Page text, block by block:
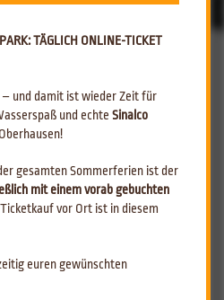
TÄGLICH ONLINE-TICKET
und damit ist wieder Zeit für
und echte Sinalco
gesamten Sommerferien ist der
mit einem vorab gebuchten
vor Ort ist in diesem
euren gewünschten
Karfreitag, Ostersonntag und
Zeit von 09.00 - 21.00 Uhr geöffnet.